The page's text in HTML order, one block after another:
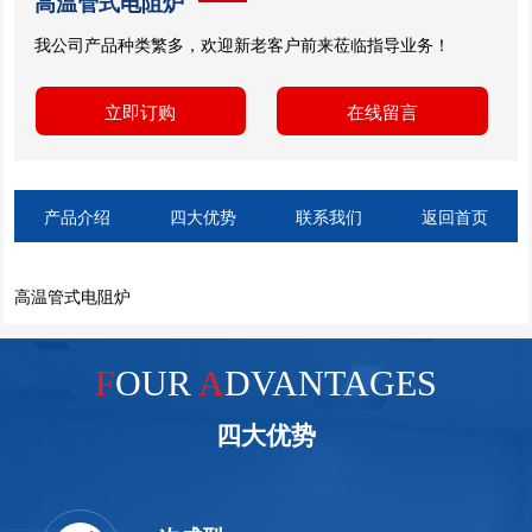
我公司产品种类繁多，欢迎新老客户前来莅临指导业务！
立即订购 在线留言
产品介绍 四大优势 联系我们 返回首页
高温管式电阻炉
FOUR ADVANTAGES
四大优势